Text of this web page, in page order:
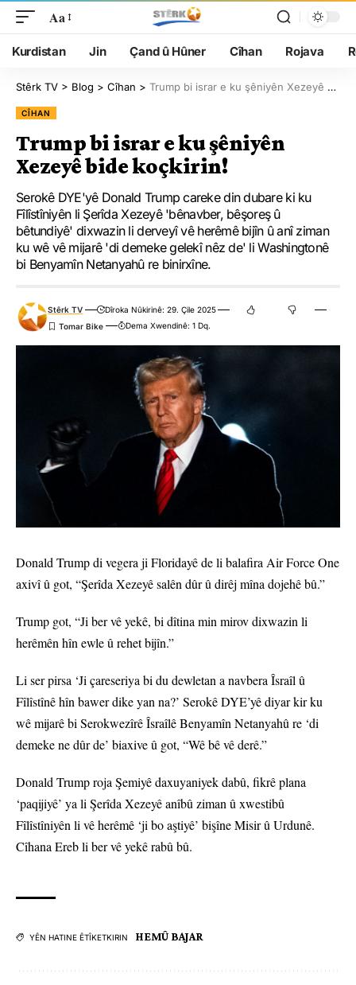
Aa
Kurdistan Jin Çand û Hûner Cîhan Rojava
Stêrk TV > Blog > Cîhan > Trump bi israr e ku şêniyên Xezeyê bide koçkirin!
CÎHAN
Trump bi israr e ku şêniyên
Xezeyê bide koçkirin!
Serokê DYE'yê Donald Trump careke din dubare ki ku
Fîlîstîniyên li Şerîda Xezeyê 'bênavber, bêşoreş û
bêtundiyê' dixwazin li derveyî vê herêmê bijîn û anî ziman
ku wê vê mijarê 'di demeke gelekî nêz de' li Washingtonê
bi Benyamîn Netanyahû re binirxîne.
Stêrk TV
Dîroka Nûkirinê: 29. Çile 2025
Dema Xwendinê: 1 Dq.
Donald Trump di vegera ji Floridayê de li balafira Air Force One
axivî û got, “Şerîda Xezeyê salên dûr û dirêj mîna dojehê bû.”
Trump got, “Ji ber vê yekê, bi dîtina min mirov dixwazin li
herêmên hîn ewle û rehet bijîn.”
Li ser pirsa ‘Ji çareseriya bi du dewletan a navbera Îsraîl û
Fîlîstînê hîn bawer dike yan na?’ Serokê DYE’yê diyar kir ku
wê mijarê bi Serokwezîrê Îsraîlê Benyamîn Netanyahû re ‘di
demeke ne dûr de’ biaxive û got, “Wê bê vê derê.”
Donald Trump roja Şemiyê daxuyaniyek dabû, fikrê plana
‘paqijiyê’ ya li Şerîda Xezeyê anîbû ziman û xwestibû
Fîlîstîniyên li vê herêmê ‘ji bo aştiyê’ bişîne Misir û Urdunê.
Cîhana Ereb li ber vê yekê rabû bû.
YÊN HATINE ÊTÎKETKIRIN HEMÛ BAJAR